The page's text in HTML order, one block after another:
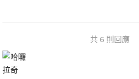
共 6 則回應